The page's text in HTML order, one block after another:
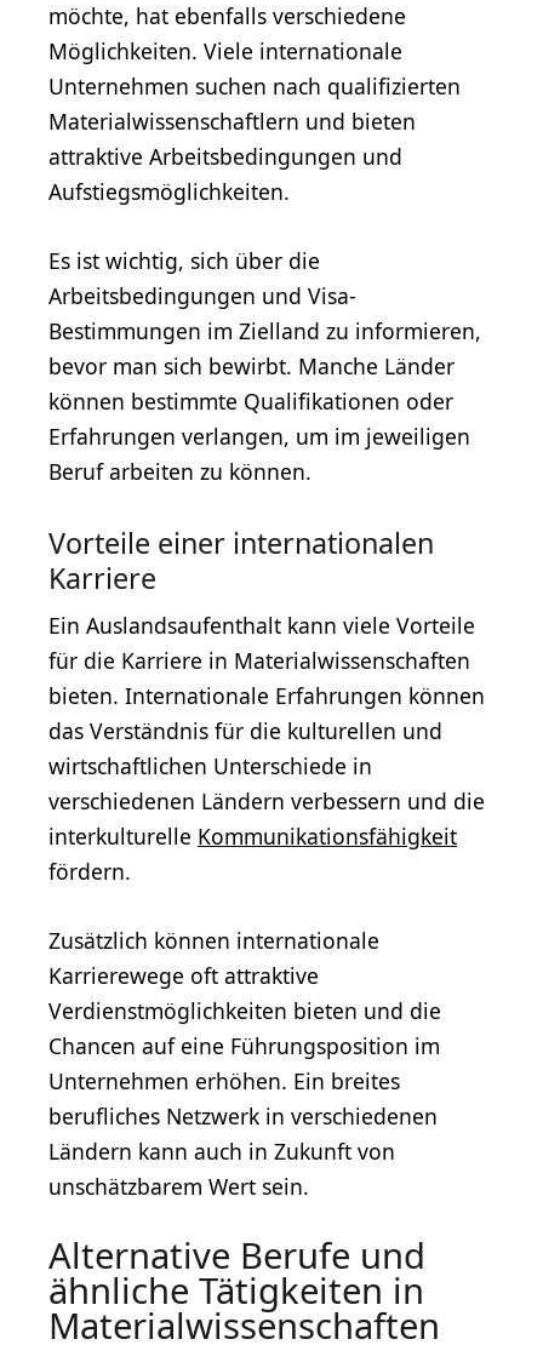
möchte, hat ebenfalls verschiedene
Möglichkeiten. Viele internationale
Unternehmen suchen nach qualifizierten
Materialwissenschaftlern und bieten
attraktive Arbeitsbedingungen und
Aufstiegsmöglichkeiten.
Es ist wichtig, sich über die
Arbeitsbedingungen und Visa-
Bestimmungen im Zielland zu informieren,
bevor man sich bewirbt. Manche Länder
können bestimmte Qualifikationen oder
Erfahrungen verlangen, um im jeweiligen
Beruf arbeiten zu können.
Vorteile einer internationalen
Karriere
Ein Auslandsaufenthalt kann viele Vorteile
für die Karriere in Materialwissenschaften
bieten. Internationale Erfahrungen können
das Verständnis für die kulturellen und
wirtschaftlichen Unterschiede in
verschiedenen Ländern verbessern und die
interkulturelle Kommunikationsfähigkeit
fördern.
Zusätzlich können internationale
Karrierewege oft attraktive
Verdienstmöglichkeiten bieten und die
Chancen auf eine Führungsposition im
Unternehmen erhöhen. Ein breites
berufliches Netzwerk in verschiedenen
Ländern kann auch in Zukunft von
unschätzbarem Wert sein.
Alternative Berufe und
ähnliche Tätigkeiten in
Materialwissenschaften